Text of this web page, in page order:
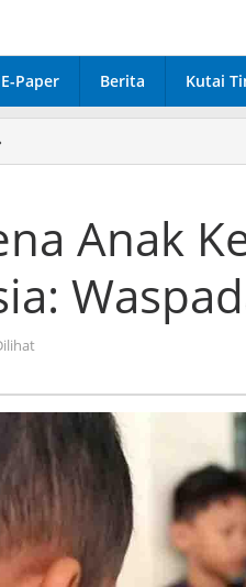
Paper Berita Kutai
Anak
di
Indonesia:
Waspada
Sejak
Anak